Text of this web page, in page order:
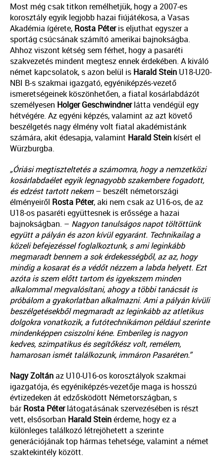
Most még csak titkon remélhetjük, hogy a 2007-es
korosztály egyik legjobb hazai fiújátékosa, a Vasas
Akadémia ígérete, Rosta Péteris eljuthat egyszer a
sportág csúcsának számító amerikai bajnokságba.
Ahhoz viszont kétség sem férhet, hogy a pasaréti
szakvezetés mindent megtesz ennek érdekében. A kiváló
német kapcsolatok, s azon belül is Harald Stein U18-U20-
NBI B-s szakmai igazgató, egyéniképzés-vezető
ismeretségeinek köszönhetően, a fiatal kosárlabdázót
személyesen Holger Geschwindnerlátta vendégül egy
hétvégére. Az egyéni képzés, valamint az azt követő
beszélgetés nagy élmény volt fiatal akadémistánk
számára, akit édesapja, valamint Harald Stein kísért el
Würzburgba.
„Óriási megtiszteltetés a számomra, hogy a nemzetközi
kosárlabdaélet egyik legnagyobb szakembere fogadott,
és edzést tartott nekem– beszélt németországi
élményeiről Rosta Péter, aki nem csak az U16-os, de az
U18-os pasaréti együttesnek is erőssége a hazai
bajnokságban. – Nagyon tanulságos napot töltöttünk
együtt a pályán és azon kívül egyaránt. Technikailag a
közeli befejezéssel foglalkoztunk, s ami leginkább
megmaradt bennem a sok érdekességből, az az, hogy
mindig a kosarat és a védőt nézzem a labda helyett. Ezt
azóta is szem előtt tartom és igyekszem minden
alkalommal megvalósítani, ahogy a többi tanácsát is
próbálom a gyakorlatban alkalmazni. Ami a pályán kívüli
beszélgetésekből megmaradt az leginkább az atletikus
dolgokra vonatkozik, a futótechnikámon például szerinte
mindenképpen csiszolni kéne. Emberileg is nagyon
kedves, szimpatikus és segítőkész volt, remélem,
hamarosan ismét találkozunk, immáron Pasaréten.”
Nagy Zoltánaz U10-U16-os korosztályok szakmai
igazgatója, és egyéniképzés-vezetője maga is hosszú
évtizedeken át edzősködött Németországban, s
bárRosta Péterlátogatásának szervezésében is részt
vett, elsősorban Harald Steinérdeme, hogy ez a
különleges találkozó létrejöhetett a szerinte
generációjának top hármas tehetsége, valamint a német
szaktekintély között.